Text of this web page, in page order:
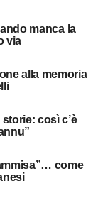
manca la
via
alla memoria
così c’è
come